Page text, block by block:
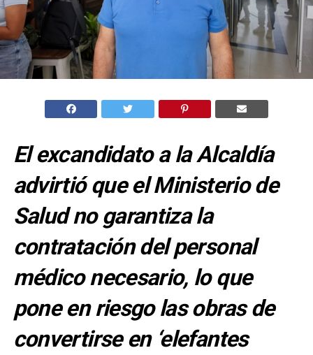
El excandidato a la Alcaldía
advirtió que el Ministerio de
Salud no garantiza la
contratación del personal
médico necesario, lo que
pone en riesgo las obras de
convertirse en ‘elefantes